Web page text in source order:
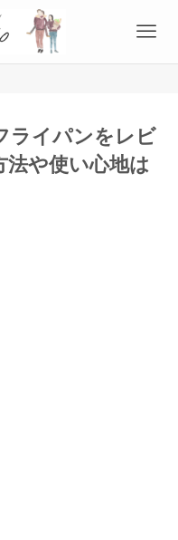
ライパンをレビ
法や使い心地は